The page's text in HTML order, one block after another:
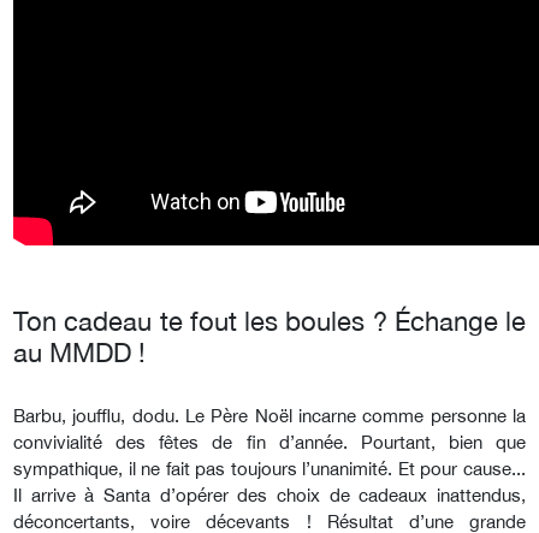
Ton cadeau te fout les boules ? Échange le
au MMDD !
Barbu, joufflu, dodu. Le Père Noël incarne comme personne la
convivialité des fêtes de fin d’année. Pourtant, bien que
sympathique, il ne fait pas toujours l’unanimité. Et pour cause...
Il arrive à Santa d’opérer des choix de cadeaux inattendus,
déconcertants, voire décevants ! Résultat d’une grande